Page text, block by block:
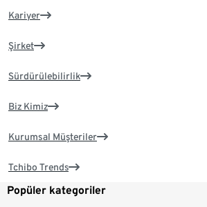
Kariyer
Şirket
Sürdürülebilirlik
Biz Kimiz
Kurumsal Müşteriler
Tchibo Trends
Popüler kategoriler